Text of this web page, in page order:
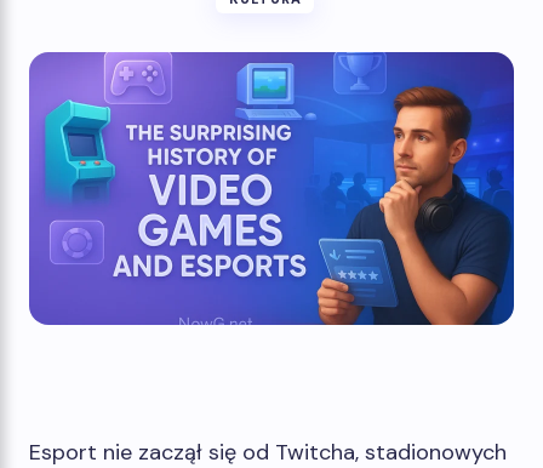
Esport nie zaczął się od Twitcha, stadionowych